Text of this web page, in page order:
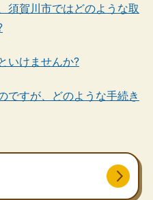
須賀川市ではどのような取
いけませんか?
ですが、どのような手続き